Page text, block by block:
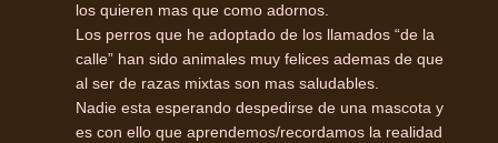
los quieren mas que como adornos.
Los perros que he adoptado de los llamados “de la
calle” han sido animales muy felices ademas de que
al ser de razas mixtas son mas saludables.
Nadie esta esperando despedirse de una mascota y
es con ello que aprendemos/recordamos la realidad